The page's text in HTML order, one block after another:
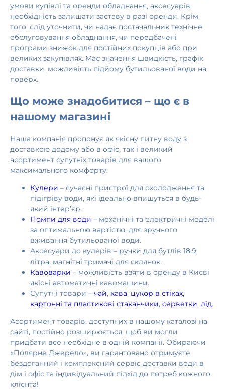
умови купівлі та оренди обладнання, аксесуарів,
необхідність залишати заставу в разі оренди. Крім
того, слід уточнити, чи надає постачальник технічне
обслуговування обладнання, чи передбачені
програми знижок для постійних покупців або при
великих закупівлях. Має значення швидкість, графік
доставки, можливість підйому бутильованої води на
поверх.
Що може знадобитися – що є в
нашому магазині
Наша компанія пропонує як якісну питну воду з
доставкою додому або в офіс, так і великий
асортимент супутніх товарів для вашого
максимального комфорту:
Кулери – сучасні пристрої для охолодження та
підігріву води, які ідеально впишуться в будь-
який інтер’єр.
Помпи для води – механічні та електричні моделі
за оптимальною вартістю, для зручного
вживання бутильованої води.
Аксесуари до кулерів – ручки для бутлів 18,9
літра, магнітні тримачі для склянок.
Кавоварки – можливість взяти в оренду в Києві
якісні автоматичні кавомашини.
Супутні товари – чай, кава, цукор в стіках,
картонні та пластикові стаканчики, серветки, лід.
Асортимент товарів, доступних в нашому каталозі на
сайті, постійно розширюється, щоб ви могли
придбати все необхідне в одній компанії. Обираючи
«Полярне Джерело», ви гарантовано отримуєте
бездоганний і комплексний сервіс доставки води в
дім і офіс та індивідуальний підхід до потреб кожного
клієнта!